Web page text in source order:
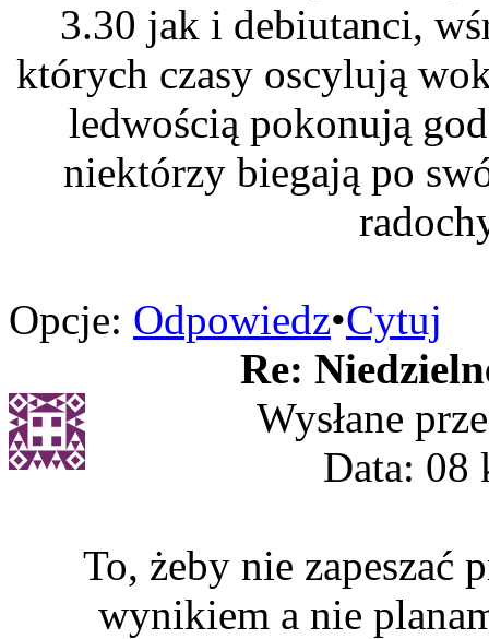
3.30 jak i debiutanci,
których czasy oscylują
ledwością pokonują
niektórzy biegają po
Opcje: Odpowiedz•Cytuj
Re:
Wysłane
Data: 08
To, żeby nie zapeszać
wynikiem a nie